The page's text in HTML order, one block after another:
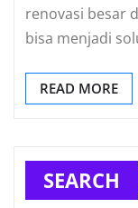
renovasi besar
bisa menjadi
READ MORE
SEARCH